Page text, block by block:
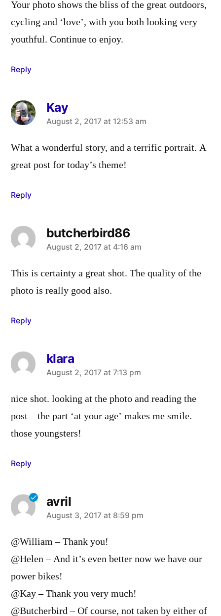
Your photo shows the bliss of the great outdoors,
cycling and ‘love’, with you both looking very
youthful. Continue to enjoy.
Reply
Kay
says:
August 2, 2017 at 12:53 am
What a wonderful story, and a terrific portrait. A
great post for today’s theme!
Reply
butcherbird86
says:
August 2, 2017 at 4:16 am
This is certainty a great shot. The quality of the
photo is really good also.
Reply
klara
says:
August 2, 2017 at 7:13 pm
nice shot. looking at the photo and reading the
post – the part ‘at your age’ makes me smile.
those youngsters!
Reply
avril
says:
August 3, 2017 at 8:59 pm
@William – Thank you!
@Helen – And it’s even better now we have our
power bikes!
@Kay – Thank you very much!
@Butcherbird – Of course, not taken by either of